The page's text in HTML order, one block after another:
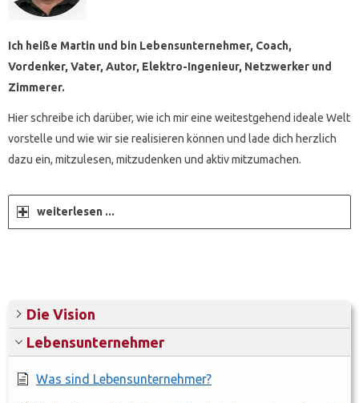
Ich heiße Martin und bin Lebensunternehmer, Coach,
Vordenker, Vater, Autor, Elektro-Ingenieur, Netzwerker und
Zimmerer.
Hier schreibe ich darüber, wie ich mir eine weitestgehend ideale Welt
vorstelle und wie wir sie realisieren können und lade dich herzlich
dazu ein, mitzulesen, mitzudenken und aktiv mitzumachen.
weiterlesen ...
Die Vision
Lebensunternehmer
Was sind Lebensunternehmer?